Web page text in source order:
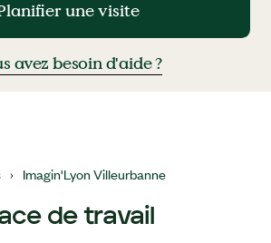
une visite
une visite
avez besoin d'aide ?
› Imagin'Lyon Villeurbanne
de travail